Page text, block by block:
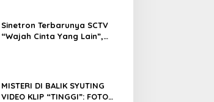
Sinetron Terbarunya SCTV
“Wajah Cinta Yang Lain”,
MISTERI DI BALIK SYUTING
VIDEO KLIP “TINGGI”: FOTO